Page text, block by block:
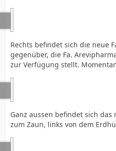
Rechts befindet sich die neue
gegenüber, die Fa.
zur Verfügung stellt.
Ganz aussen befindet sich
zum Zaun, links von dem